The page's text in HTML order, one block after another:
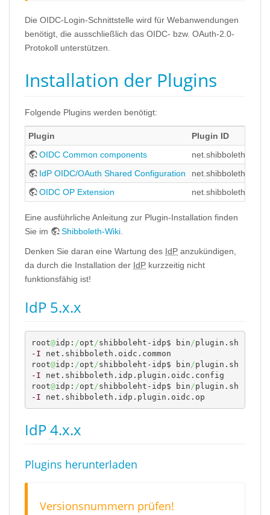
Die OIDC-Login-Schnittstelle wird für Webanwendungen
benötigt, die ausschließlich das OIDC- bzw. OAuth-2.0-
Protokoll unterstützen.
Installation der Plugins
Folgende Plugins werden benötigt:
Plugin
Plugin ID
OIDC Common components
IdP OIDC/OAuth Shared Configuration
OIDC OP Extension
Eine ausführliche Anleitung zur Plugin-Installation finden
Sie im
Shibboleth-Wiki
Denken Sie daran eine Wartung des IdP anzukündigen,
da durch die Installation der IdP kurzzeitig nicht
funktionsfähig ist!
IdP 5.x.x
root@idp: /opt /shibboleht-idp$ bin /
-I net.shibboleth.oidc.common
root@idp: /opt /shibboleht-idp$ bin /
-I net.shibboleth.idp.plugin.oidc.config
root@idp: /opt /shibboleht-idp$ bin /
-I net.shibboleth.idp.plugin.oidc.op
IdP 4.x.x
Plugins herunterladen
Versionsnummern prüfen!